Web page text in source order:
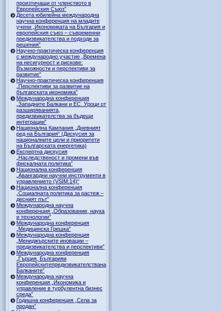
произтичащи от членството в
Европейския Съюз”
Десета юбилейна международна
научна конференция на младите
учени „Икономиката на България и
европейския съюз – съвременни
предизвикателства и подходи за
решения”
Научно-практическа конференция
с международно участие „Времена
на несигурност и рискове:
Възможности и перспективи за
развитие”
Научно-практическа конференция
„Перспективи за развитие на
българската икономика”
Международна конференция
„Западните Балкани и ЕС. Уроци от
разширяванията,
предизвикателства за бъдещи
интеграции”
Национална Кампания „Дневният
ред на България” (Дискусия за
националните цели и приоритети
на Българската енергетика)
Експертна дискусия
„Наследственост и промени във
фискалната политика”
Национална конференция
„Авангардни научни инструменти в
управлението (VSIM:14)“
Национална конференция
„Социалната политика за растеж –
десният път”
Международна научна
конференция „Образование, наука
и технологии”
Международна конференция
„Медицинска Грешка”
Международна конференция
„Мениджърските иновации –
предизвикателства и перспективи”
Международна конференция
„Гърция, Българияи
Европейскитепредизвикателствана
Балканите”
Международна научна
конференция „Икономика и
управление в турбулентна бизнес
среда”
Годишна конференция „Селa за
продан”